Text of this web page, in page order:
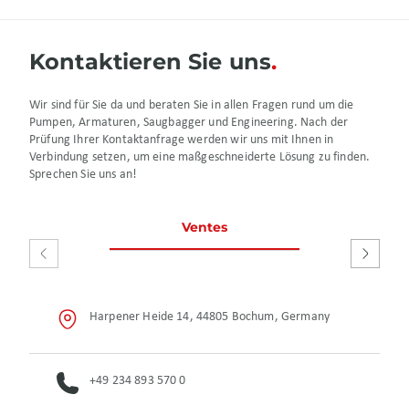
Kontaktieren Sie uns
Wir sind für Sie da und beraten Sie in allen Fragen rund um die
Pumpen, Armaturen, Saugbagger und Engineering. Nach der
Prüfung Ihrer Kontaktanfrage werden wir uns mit Ihnen in
Verbindung setzen, um eine maßgeschneiderte Lösung zu finden.
Sprechen Sie uns an!
Ventes
Harpener Heide 14, 44805 Bochum, Germany
+49 234 893 570 0